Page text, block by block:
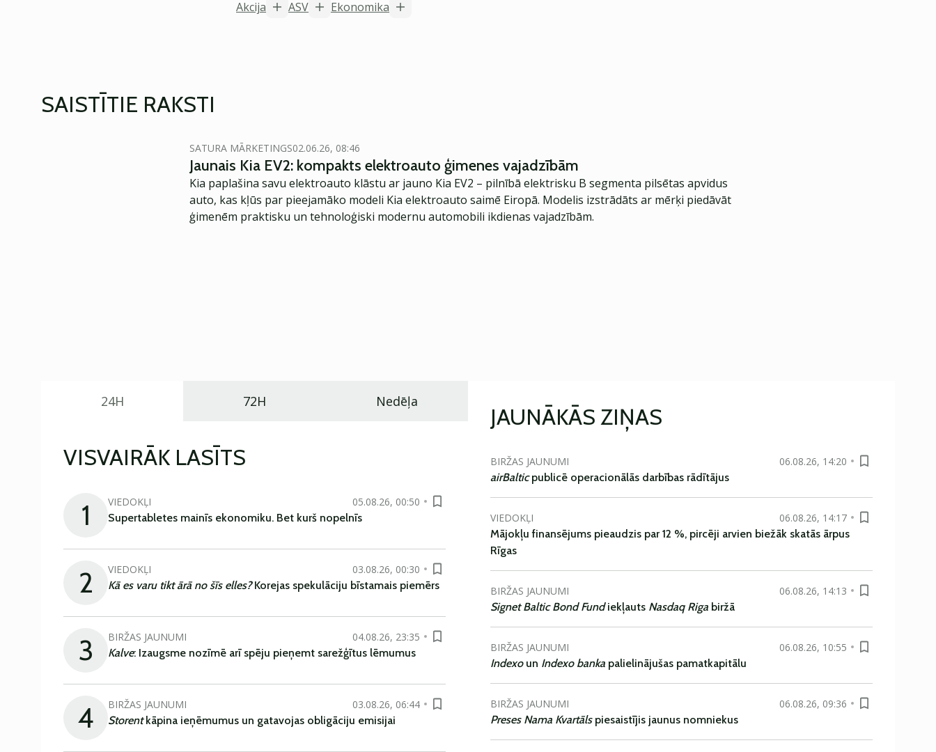
Akcija
ASV Ekonomika
SAISTĪTIE RAKSTI
SATURA MĀRKETINGS02.06.26, 08:46
Jaunais Kia EV2: kompakts elektroauto ģimenes vajadzībām
Kia paplašina savu elektroauto klāstu ar jauno Kia EV2 – pilnībā elektrisku B segmenta pilsētas apvidus
auto, kas kļūs par pieejamāko modeli Kia elektroauto saimē Eiropā. Modelis izstrādāts ar mērķi piedāvāt
ģimenēm praktisku un tehnoloģiski modernu automobili ikdienas vajadzībām.
24H 72H Nedēļa
VISVAIRĀK LASĪTS
1 VIEDOKĻI
05.08.26, 00:50
Supertabletes mainīs ekonomiku. Bet kurš nopelnīs
2 VIEDOKĻI
03.08.26, 00:30
Kā es varu tikt ārā no šīs elles?Korejas spekulāciju bīstamais piemērs
3 BIRŽAS JAUNUMI
04.08.26, 23:35
Kalve: Izaugsme nozīmē arī spēju pieņemt sarežģītus lēmumus
4 BIRŽAS JAUNUMI
03.08.26, 06:44
Storentkāpina ieņēmumus un gatavojas obligāciju emisijai
JAUNĀKĀS ZIŅAS
BIRŽAS JAUNUMI
06.08.26, 14:20
airBalticpublicē operacionālās darbības rādītājus
VIEDOKĻI
06.08.26, 14:17
Mājokļu finansējums pieaudzis par 12 %, pircēji arvien biežāk skatās ārpus
Rīgas
BIRŽAS JAUNUMI
06.08.26, 14:13
Signet Baltic Bond Fundiekļauts Nasdaq Riga biržā
BIRŽAS JAUNUMI
06.08.26, 10:55
Indexoun Indexo banka palielinājušas pamatkapitālu
BIRŽAS JAUNUMI
06.08.26, 09:36
Preses Nama Kvartāls piesaistījis jaunus nomniekus